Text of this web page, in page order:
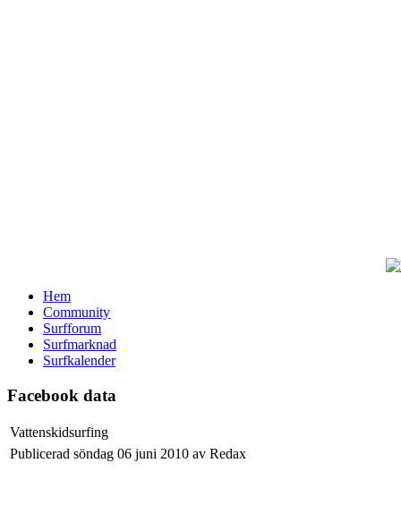
Hem
Community
Surfforum
Surfmarknad
Surfkalender
Facebook data
Vattenskidsurfing
Publicerad söndag 06 juni 2010 av Redax